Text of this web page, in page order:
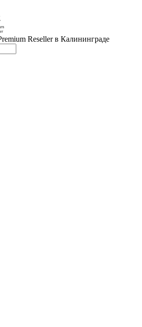
Reseller в Калининграде